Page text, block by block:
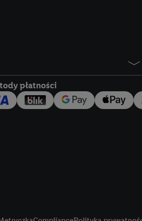
płatności
Lidl Plus, możemy
wymienionych
następnie
użytkownika w
my i jeden z innych
Użytkownik upoważnia
usługach Lidl. Utiq
tak, Utiq udostępni
numeru
wykorzystany do
szczególności
obsługiwanych przez
korzystanie z
lub